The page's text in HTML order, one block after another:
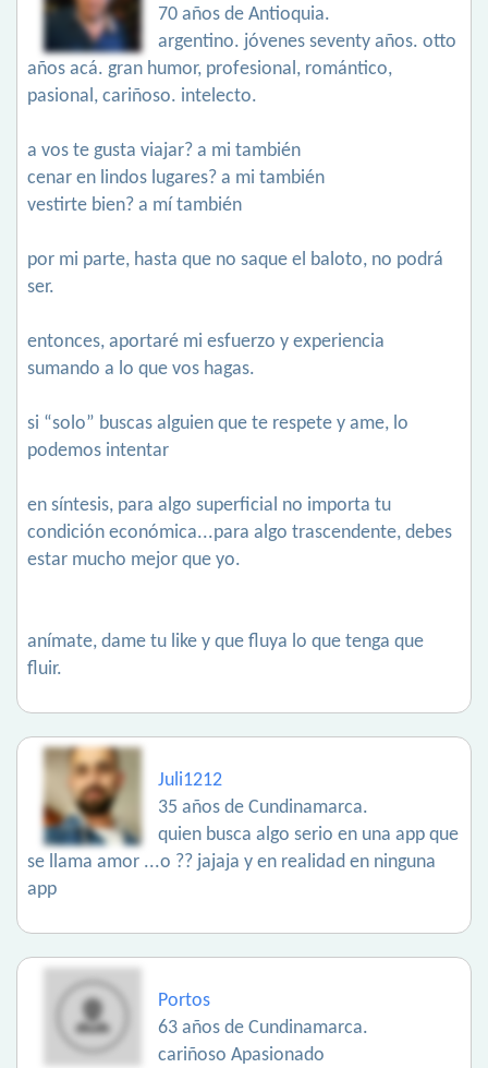
70 años de Antioquia.
argentino. jóvenes seventy años. otto
años acá. gran humor, profesional, romántico,
pasional, cariñoso. intelecto.
a vos te gusta viajar? a mi también
cenar en lindos lugares? a mi también
vestirte bien? a mí también
por mi parte, hasta que no saque el baloto, no podrá
ser.
entonces, aportaré mi esfuerzo y experiencia
sumando a lo que vos hagas.
si “solo” buscas alguien que te respete y ame, lo
podemos intentar
en síntesis, para algo superficial no importa tu
condición económica...para algo trascendente, debes
estar mucho mejor que yo.
anímate, dame tu like y que fluya lo que tenga que
fluir.
Juli1212
35 años de Cundinamarca.
quien busca algo serio en una app que
se llama amor ...o ?? jajaja y en realidad en ninguna
app
Portos
63 años de Cundinamarca.
cariñoso Apasionado